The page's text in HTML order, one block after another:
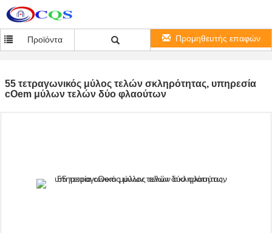
Προϊόντα Προμηθευτής επαφών
55 τετραγωνικός μύλος τελών σκληρότητας, υπηρεσία
cOem μύλων τελών δύο φλαούτων